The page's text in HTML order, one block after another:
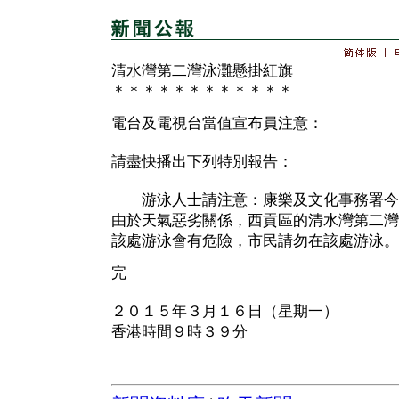
清水灣第二灣泳灘懸掛紅旗
＊＊＊＊＊＊＊＊＊＊＊＊
電台及電視台當值宣布員注意：
請盡快播出下列特別報告：
游泳人士請注意：康樂及文化事務署今
由於天氣惡劣關係，西貢區的清水灣第二
該處游泳會有危險，市民請勿在該處游泳。
完
２０１５年３月１６日（星期一）
香港時間９時３９分